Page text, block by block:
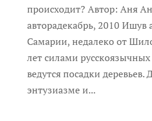
происходит? Автор: Аня
авторадекабрь, 2010 Ишув
Самарии, недалеко от
лет силами
ведутся посадки деревьев.
энтузиазме и...